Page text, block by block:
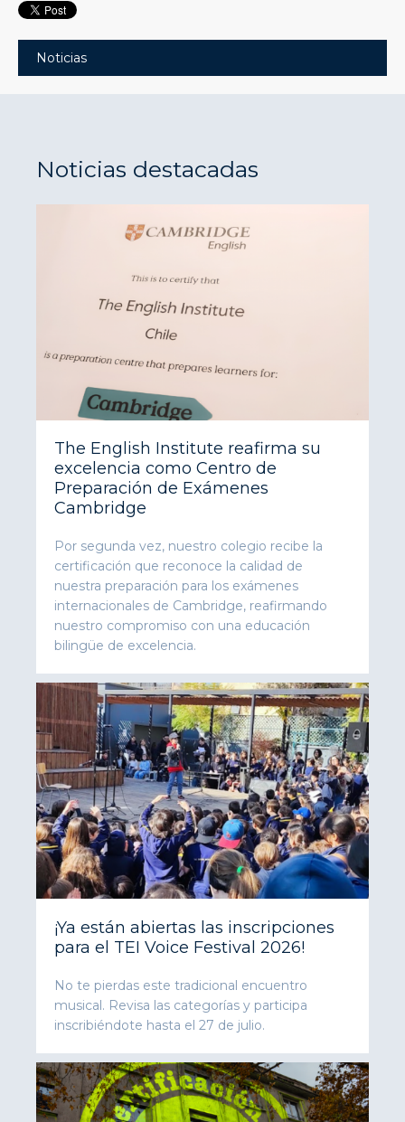
Noticias
Noticias destacadas
The English Institute reafirma su
excelencia como Centro de
Preparación de Exámenes
Cambridge
Por segunda vez, nuestro colegio recibe la
certificación que reconoce la calidad de
nuestra preparación para los exámenes
internacionales de Cambridge, reafirmando
nuestro compromiso con una educación
bilingüe de excelencia.
¡Ya están abiertas las inscripciones
para el TEI Voice Festival 2026!
No te pierdas este tradicional encuentro
musical. Revisa las categorías y participa
inscribiéndote hasta el 27 de julio.